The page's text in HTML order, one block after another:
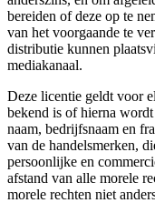
bereiden of deze op te
van het voorgaande te
distributie kunnen
mediakanaal.
Deze licentie geldt voor
bekend is of hierna
naam, bedrijfsnaam en
van de handelsmerken,
persoonlijke en
afstand van alle morele
morele rechten niet